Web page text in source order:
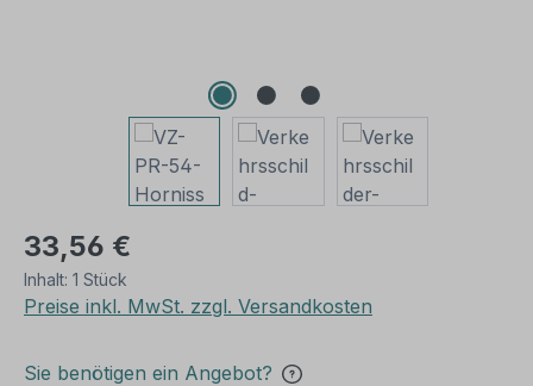
33,56 €
Inhalt: 1 Stück
Preise inkl. MwSt. zzgl. Versandkosten
Sie benötigen ein Angebot?